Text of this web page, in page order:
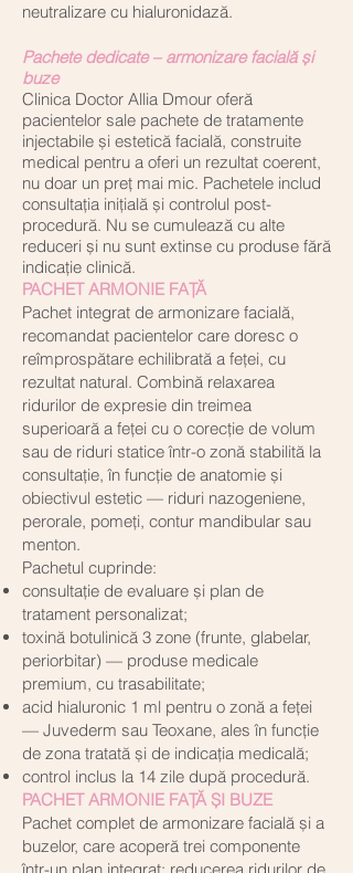
neutralizare cu hialuronidază.
Pachete dedicate – armonizare facială și
buze
Clinica Doctor Allia Dmour oferă
pacientelor sale pachete de tratamente
injectabile și estetică facială, construite
medical pentru a oferi un rezultat coerent,
nu doar un preț mai mic. Pachetele includ
consultația inițială și controlul post-
procedură. Nu se cumulează cu alte
reduceri și nu sunt extinse cu produse fără
indicație clinică.
PACHET ARMONIE FAȚĂ
Pachet integrat de armonizare facială,
recomandat pacientelor care doresc o
reîmprospătare echilibrată a feței, cu
rezultat natural. Combină relaxarea
ridurilor de expresie din treimea
superioară a feței cu o corecție de volum
sau de riduri statice într-o zonă stabilită la
consultație, în funcție de anatomie și
obiectivul estetic — riduri nazogeniene,
perorale, pomeți, contur mandibular sau
menton.
Pachetul cuprinde:
consultație de evaluare și plan de
tratament personalizat;
toxină botulinică 3 zone (frunte, glabelar,
periorbitar) — produse medicale
premium, cu trasabilitate;
acid hialuronic 1 ml pentru o zonă a feței
— Juvederm sau Teoxane, ales în funcție
de zona tratată și de indicația medicală;
control inclus la 14 zile după procedură.
PACHET ARMONIE FAȚĂ ȘI BUZE
Pachet complet de armonizare facială și a
buzelor, care acoperă trei componente